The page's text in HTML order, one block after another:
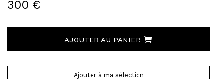
300 €
AJOUTER AU PANIER
Ajouter à ma sélection